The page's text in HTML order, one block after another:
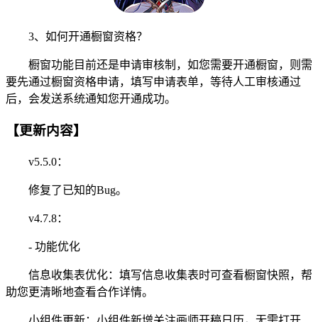
3、如何开通橱窗资格？
橱窗功能目前还是申请审核制，如您需要开通橱窗，则需
要先通过橱窗资格申请，填写申请表单，等待人工审核通过
后，会发送系统通知您开通成功。
【更新内容】
v5.5.0：
修复了已知的Bug。
v4.7.8：
- 功能优化
信息收集表优化：填写信息收集表时可查看橱窗快照，帮
助您更清晰地查看合作详情。